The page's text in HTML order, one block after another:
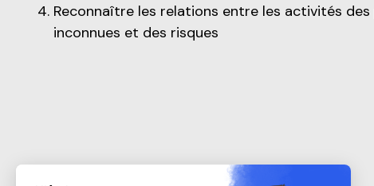
Reconnaître les relations entre les activités
inconnues et des risques